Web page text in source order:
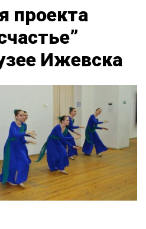
проекта
Ижевска